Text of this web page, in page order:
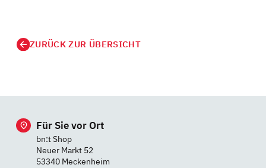
ZURÜCK ZUR ÜBERSICHT
Für Sie vor Ort
bn:t Shop
Neuer Markt 52
53340 Meckenheim